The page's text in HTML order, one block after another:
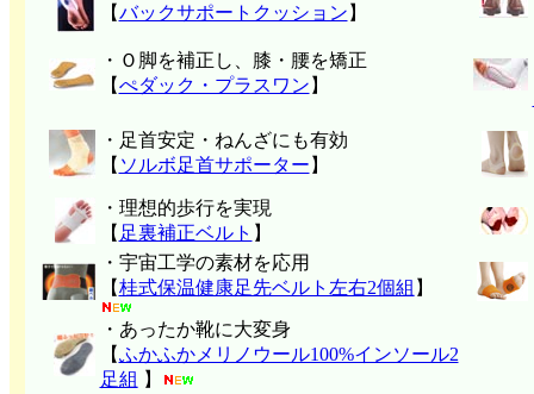
【バックサポートクッション 】
・Ｏ脚を補正し、膝・腰を矯正
【ぺダック・プラスワン 】
・足首安定・ねんざにも有効
【 ソルボ足首サポーター 】
・理想的歩行を実現
【 足裏補正ベルト 】
・宇宙工学の素材を応用
【桂式保温健康足先ベルト左右2個組 】
・あったか靴に大変身
【ふかふかメリノウール100%インソール2
足組 】